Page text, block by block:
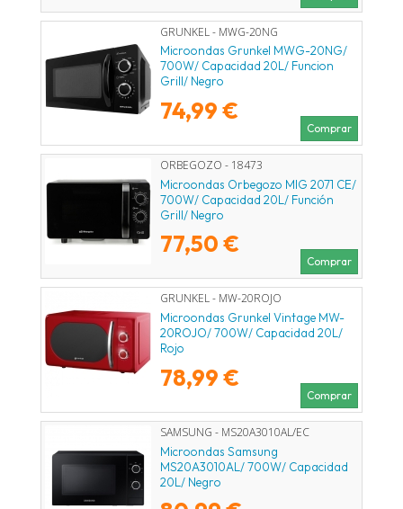
GRUNKEL - MWG-20NG
Microondas Grunkel MWG-20NG/
700W/ Capacidad 20L/ Funcion
Grill/ Negro
74,99 €
Comprar
ORBEGOZO - 18473
Microondas Orbegozo MIG 2071 CE/
700W/ Capacidad 20L/ Función
Grill/ Negro
77,50 €
Comprar
GRUNKEL - MW-20ROJO
Microondas Grunkel Vintage MW-
20ROJO/ 700W/ Capacidad 20L/
Rojo
78,99 €
Comprar
SAMSUNG - MS20A3010AL/EC
Microondas Samsung
MS20A3010AL/ 700W/ Capacidad
20L/ Negro